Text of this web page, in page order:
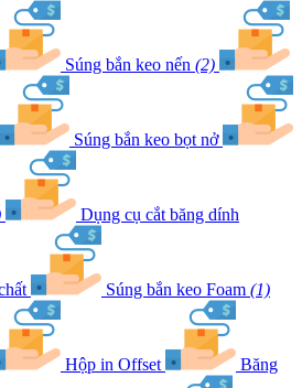
Súng bắn keo nến (2)
Súng bắn keo bọt nở
Dụng cụ cắt băng dính
Súng bắn keo Foam (1)
Hộp in Offset Băng